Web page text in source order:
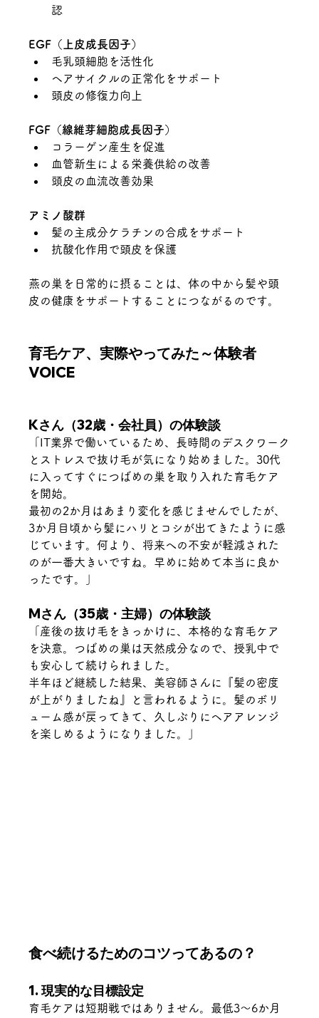
認
EGF（上皮成長因子）
毛乳頭細胞を活性化
ヘアサイクルの正常化をサポート
頭皮の修復力向上
FGF（線維芽細胞成長因子）
コラーゲン産生を促進
血管新生による栄養供給の改善
頭皮の血流改善効果
アミノ酸群
髪の主成分ケラチンの合成をサポート
抗酸化作用で頭皮を保護
燕の巣を日常的に摂ることは、体の中から髪や頭
皮の健康をサポートすることにつながるのです。
育毛ケア、実際やってみた～体験者
VOICE
Kさん（32歳・会社員）の体験談
「IT業界で働いているため、長時間のデスクワーク
とストレスで抜け毛が気になり始めました。30代
に入ってすぐにつばめの巣を取り入れた育毛ケア
を開始。
最初の2か月はあまり変化を感じませんでしたが、
3か月目頃から髪にハリとコシが出てきたように感
じています。何より、将来への不安が軽減された
のが一番大きいですね。早めに始めて本当に良か
ったです。」
Mさん（35歳・主婦）の体験談
「産後の抜け毛をきっかけに、本格的な育毛ケア
を決意。つばめの巣は天然成分なので、授乳中で
も安心して続けられました。
半年ほど継続した結果、美容師さんに『髪の密度
が上がりましたね』と言われるように。髪のボリ
ューム感が戻ってきて、久しぶりにヘアアレンジ
を楽しめるようになりました。」
食べ続けるためのコツってあるの？
1. 現実的な目標設定
育毛ケアは短期戦ではありません。最低3～6か月